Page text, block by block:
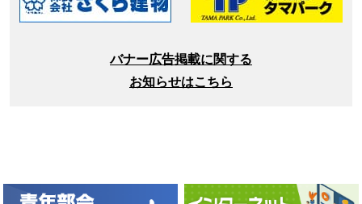
バナー広告掲載に関する
お知らせはこちら